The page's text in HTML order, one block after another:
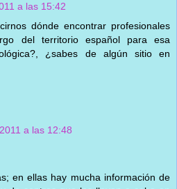
a las 15:42
dónde encontrar profesionales
del territorio español para esa
¿sabes de algún sitio en
a las 12:48
en ellas hay mucha información de